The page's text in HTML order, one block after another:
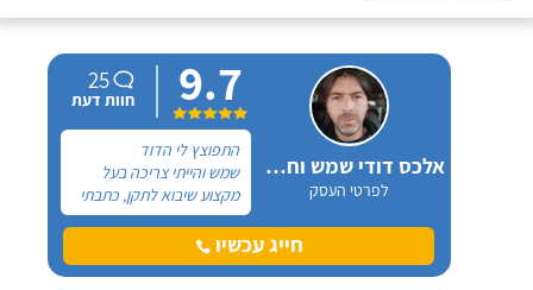
אלכס דודי שמש וחשמל
לפרטי העסק
9.7
25
חוות דעת
התפוצץ לי הדוד
שמש והייתי צריכה בעל
מקצוע שיבוא לתקן, כתבתי
בגוגל טכנאי דודים ואז
הגעתי לקבוצה של העיר
חיפה בפייסבוק, שם כמה
חייג עכשיו